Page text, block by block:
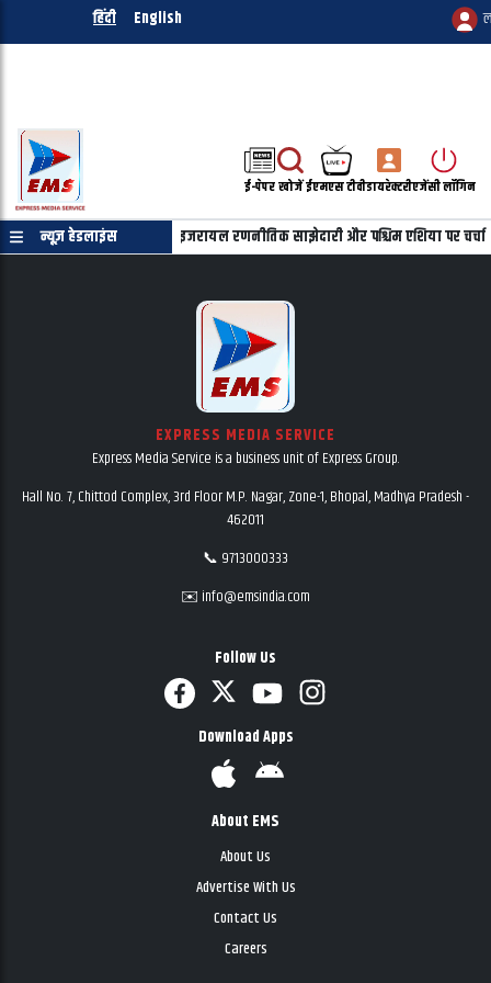
हिंदी English
ई-पेपरखोजेंईएमएस टीवीडायरेक्टरीएजेंसी लॉगिन
न्यूज़ हेडलाइंस
की फोन पर बातचीत, भारत-इजरायल रणनीतिक साझेदारी और पश्चिम एशिया पर चर्चा
EXPRESS MEDIA SERVICE
Express Media Service is a business unit of Express Group.
Hall No. 7, Chittod Complex, 3rd Floor M.P. Nagar, Zone-1, Bhopal, Madhya Pradesh -
462011
📞 9713000333
✉️ info@emsindia.com
Follow Us
Download Apps
About EMS
About Us
Advertise With Us
Contact Us
Careers